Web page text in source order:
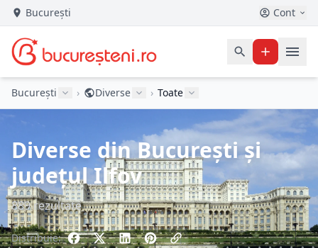
București Cont
București › Diverse › Toate
Diverse din București și
județul Ilfov
889 rezultate
Distribuie: